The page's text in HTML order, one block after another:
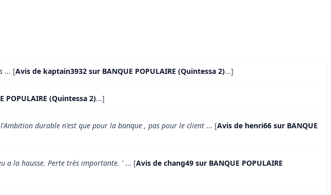
... [Avis de kaptain3932 sur BANQUE POPULAIRE (Quintessa 2)...]
POPULAIRE (Quintessa 2)...]
durable n'est que pour la banque , pas pour le client ... [Avis de henri66 sur BANQUE
a la hausse. Perte très importante. ' ... [Avis de chang49 sur BANQUE POPULAIRE